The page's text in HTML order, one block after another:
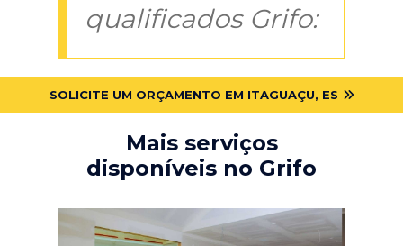
qualificados Grifo:
SOLICITE UM ORÇAMENTO EM ITAGUAÇU, ES
Mais serviços
disponíveis no Grifo